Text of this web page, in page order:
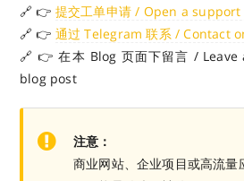
🔗 👉 提交工单申请 / Open a
🔗 👉 通过 Telegram 联系 / Contact
🔗 👉 在本 Blog 页面下留言 /
blog post
注意：
商业网站、企业项目或高流量